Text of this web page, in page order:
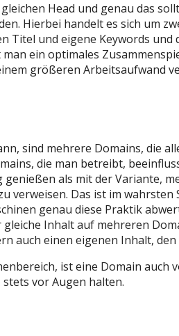
Head und genau das
Hierbei handelt es sich um
Titel und eigene Keywords
ein optimales
größeren Arbeitsaufwand
sind mehrere Domains, die
die man betreibt,
als mit der Variante,
Das ist im
genau diese Praktik
Inhalt auf mehreren
auch einen eigenen Inhalt,
ist eine Domain auch
vor Augen halten.